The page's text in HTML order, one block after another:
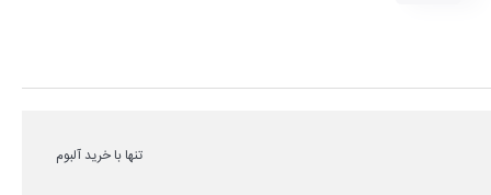
تنها با خرید آلبوم